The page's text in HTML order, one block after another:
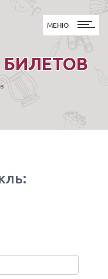
МЕНЮ
МЕНЮ
БИЛЕТОВ